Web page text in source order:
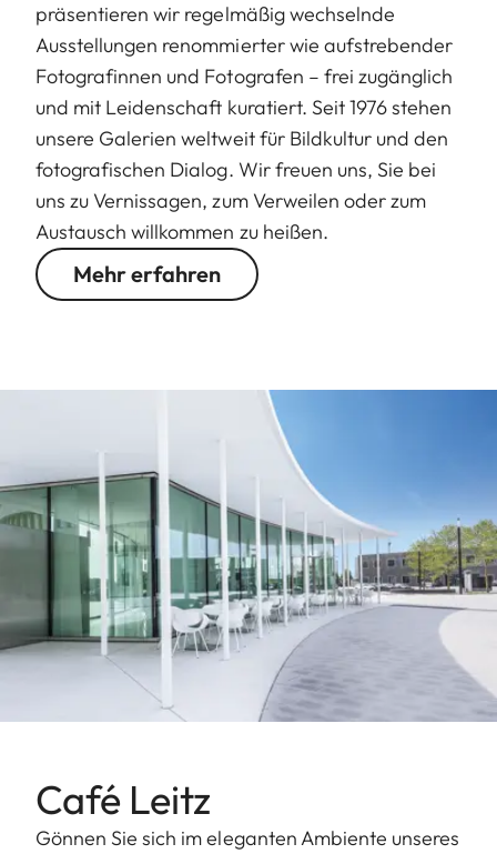
präsentieren wir regelmäßig wechselnde
Ausstellungen renommierter wie aufstrebender
Fotografinnen und Fotografen – frei zugänglich
und mit Leidenschaft kuratiert. Seit 1976 stehen
unsere Galerien weltweit für Bildkultur und den
fotografischen Dialog. Wir freuen uns, Sie bei
uns zu Vernissagen, zum Verweilen oder zum
Austausch willkommen zu heißen.
Mehr erfahren
Café Leitz
Gönnen Sie sich im eleganten Ambiente unseres